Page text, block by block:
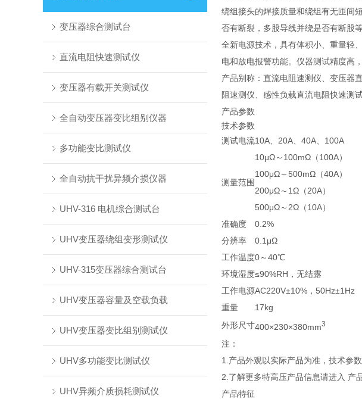
变压器综合测试台
直流电阻快速测试仪
变压器有载开关测试仪
全自动变压器变比组别仪器
多功能变比测试仪
全自动抗干扰异频介损仪器
UHV-316 电机综合测试台
UHV变压器绕组变形测试仪
UHV-315变压器综合测试台
UHV变压器容量及空载负载
UHV变压器变比组别测试仪
UHV多功能变比测试仪
UHV异频介质损耗测试仪
绕组接头的焊接质量和绕组有无匝间
否有断裂，多股导线并绕是否有断股
全新电源技术，具有体积小、重量轻
电和放电报警功能。仪器测试精度高
产品别称：直流电阻速测仪、变压器
阻速测仪、感性负载直流电阻快速测
产品参数
技术参数
测试电流10A、20A、40A、100A
测量范围
10μΩ～100mΩ（100A）
100μΩ～500mΩ（40A）
200μΩ～1Ω（20A）
500μΩ～2Ω（10A）
准确度
0.2%
分辨率
0.1μΩ
工作温度0～40℃
环境湿度≤90%RH，无结露
工作电源AC220V±10%，50Hz±1Hz
重量
17kg
外形尺寸400×230×380mm3
注：
1.产品外观以实际产品为准，技术参
2.了解更多特高压产品信息请进入 产
产品特征